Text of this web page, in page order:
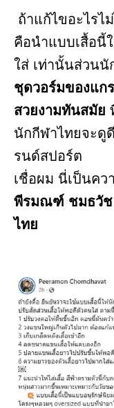
ถ้าแก้ไขอะไรไ
คือนำแบบเสื้อนี้
ใส่ เท่านั้นส่วน
ชุดวอร์มของแก
สวยงามทันสมัย
นักกีฬาไทยจะดู
รนด์สปอร์ต
เชื่อผม นี่เป็นค
พีรมณฑ์ ชมธวัช
ไทย